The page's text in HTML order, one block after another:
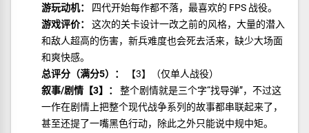
游玩动机：
四代开始每作都不落，最喜欢的 FPS 战役。
游戏评价：
这次的关卡设计一改之前的风格，大量的潜入
和敌人超高的伤害，新兵难度也会死去活来，缺少大场面
和爽快感。
总评分（满分5）：
【3】（仅单人战役）
叙事/剧情【3】：
整个剧情就是三个字“找导弹”，不过这
一作在剧情上把整个现代战争系列的故事都串联起来了，
甚至还提了一嘴黑色行动，除此之外只能说中规中矩。